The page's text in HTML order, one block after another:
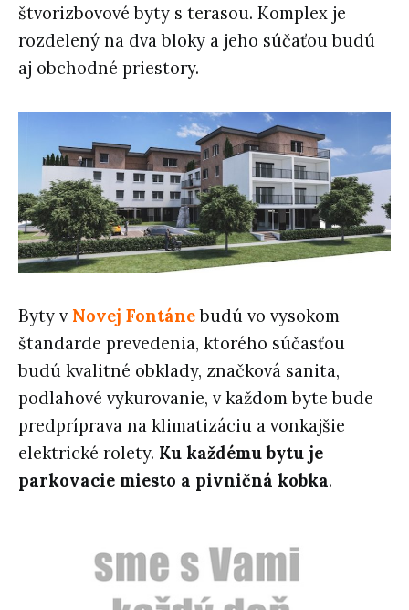
štvorizbovové byty s terasou. Komplex je
rozdelený na dva bloky a jeho súčaťou budú
aj obchodné priestory.
Byty v Novej Fontánebudú vo vysokom
štandarde prevedenia, ktorého súčasťou
budú kvalitné obklady, značková sanita,
podlahové vykurovanie, v každom byte bude
predpríprava na klimatizáciu a vonkajšie
elektrické rolety. Ku každému bytu je
parkovacie miesto a pivničná kobka.